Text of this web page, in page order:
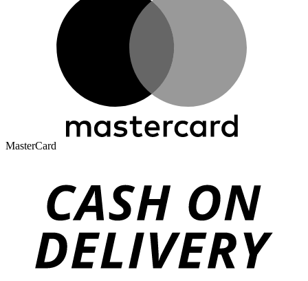
MasterCard